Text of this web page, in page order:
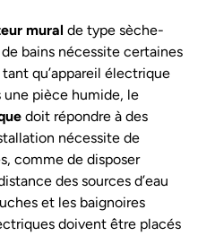
mural de type sèche-
bains nécessite certaines
qu’appareil électrique
pièce humide, le
doit répondre à des
nécessite de
comme de disposer
des sources d’eau
et les baignoires
doivent être placés